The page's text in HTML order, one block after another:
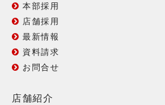
本部採用
店舗採用
最新情報
資料請求
お問合せ
店舗紹介